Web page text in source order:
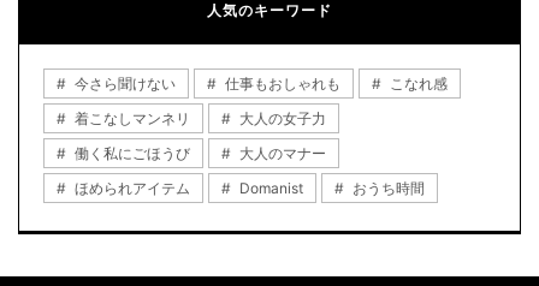
人気のキーワード
今さら聞けない 仕事もおしゃれも
こなれ感
着こなしマンネリ
大人の女子力
働く私にごほうび
大人のマナー
ほめられアイテム
Domanist おうち時間